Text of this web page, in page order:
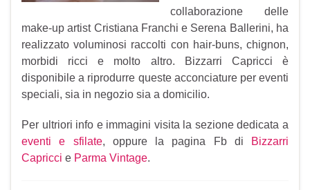
collaborazione delle
make-up artist Cristiana Franchi e Serena Ballerini, ha
realizzato voluminosi raccolti con hair-buns, chignon,
morbidi ricci e molto altro. Bizzarri Capricci è
disponibile a riprodurre queste acconciature per eventi
speciali, sia in negozio sia a domicilio.
Per ultriori info e immagini visita la sezione dedicata a
eventi e sfilate, oppure la pagina Fb di
Bizzarri
Capricci e Parma Vintage.